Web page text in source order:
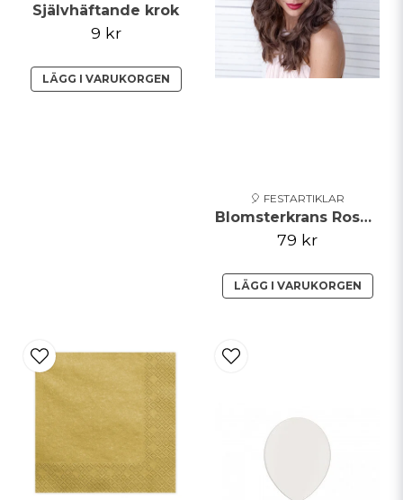
Självhäftande krok
9 kr
LÄGG I VARUKORGEN
🎈 FESTARTIKLAR
Blomsterkrans Rosa/Vit 17cm
79 kr
LÄGG I VARUKORGEN